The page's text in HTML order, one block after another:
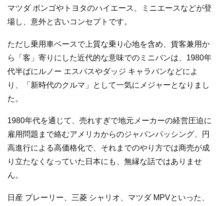
マツダ ボンゴやトヨタのハイエース、ミニエースなどが登
場し、意外と古いコンセプトです。
ただし乗用車ベースで上質な乗り心地を含め、貨客兼用か
ら「客」寄りにした近代的な意味でのミニバンは、1980年
代半ばにルノー エスパスやダッジ キャラバンなどによ
り、「新時代のクルマ」として一気にメジャーとなりまし
た。
1980年代を通じて、売れすぎで地元メーカーの経営圧迫に
雇用問題まで絡むアメリカからのジャパンパッシング、円
高進行による高価格化で、それまでのやり方では商売が成
り立たなくなっていた日本にも、無縁な話ではありませ
ん。
日産 プレーリー、三菱 シャリオ、マツダ MPVといった、